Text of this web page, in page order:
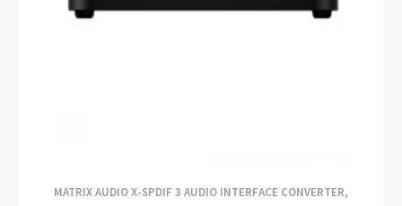
MATRIX AUDIO X-SPDIF 3 AUDIO INTERFACE CONVERTER,